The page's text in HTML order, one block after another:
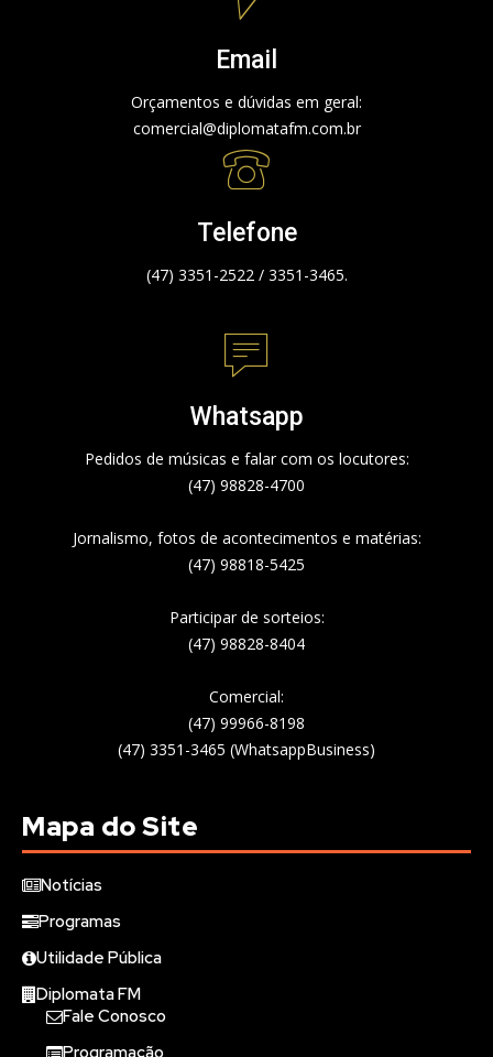
Email
Orçamentos e dúvidas em geral:
comercial@diplomatafm.com.br
Telefone
(47) 3351-2522 / 3351-3465.
Whatsapp
Pedidos de músicas e falar com os locutores:
(47) 98828-4700
Jornalismo, fotos de acontecimentos e matérias:
(47) 98818-5425
Participar de sorteios:
(47) 98828-8404
Comercial:
(47) 99966-8198
(47) 3351-3465 (WhatsappBusiness)
Mapa do Site
Notícias
Programas
Utilidade Pública
Diplomata FM
Fale Conosco
Programação